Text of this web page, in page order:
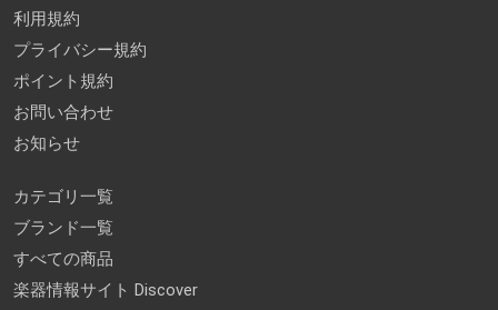
利用規約
プライバシー規約
ポイント規約
お問い合わせ
お知らせ
カテゴリ一覧
ブランド一覧
すべての商品
楽器情報サイト Discover